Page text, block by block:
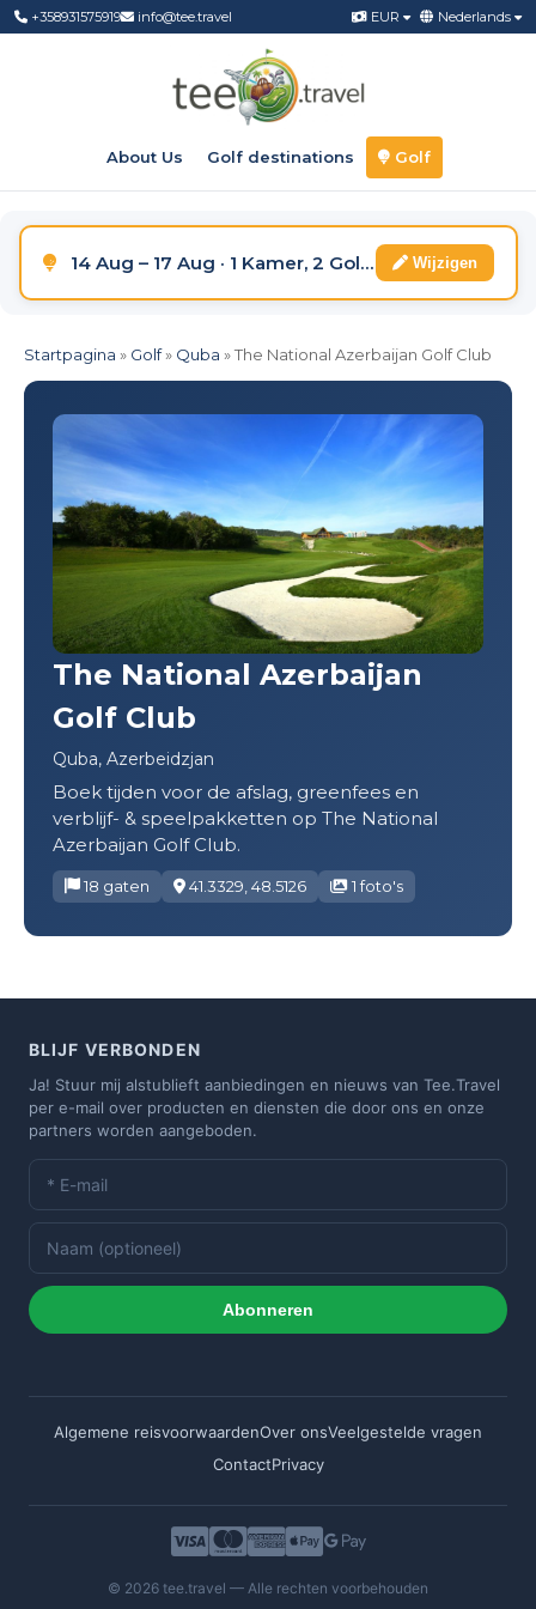
+358931575919 info@tee.travel EUR Nederlands
About Us Golf destinations Golf
14 Aug – 17 Aug · 1 Kamer, 2 Golfers Wijzigen
Startpagina » Golf» Quba »The National Azerbaijan Golf Club
The National Azerbaijan
Golf Club
Quba, Azerbeidzjan
Boek tijden voor de afslag, greenfees en
verblijf- & speelpakketten op The National
Azerbaijan Golf Club.
18 gaten 41.3329, 48.5126 1 foto's
BLIJF VERBONDEN
Ja! Stuur mij alstublieft aanbiedingen en nieuws van Tee.Travel
per e-mail over producten en diensten die door ons en onze
partners worden aangeboden.
Abonneren
Algemene reisvoorwaardenOver onsVeelgestelde vragen
ContactPrivacy
© 2026 tee.travel — Alle rechten voorbehouden